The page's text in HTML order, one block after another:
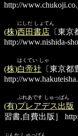
http://
にしだ しょてん
(株)西田書店 〔東
http://www.nishida-
はくてい しゃ
(株)白帝社 〔東京
http://
ぷれあです しゅっぱん
(有)プレアデス出版
習書,自費出版］
ぶんか しゅっぱん